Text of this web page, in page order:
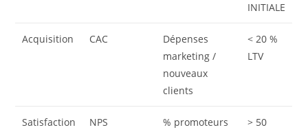
INITIALE
Acquisition CAC
Dépenses
marketing /
nouveaux
clients
< 20 %
LTV
Satisfaction NPS
% promoteurs
> 50